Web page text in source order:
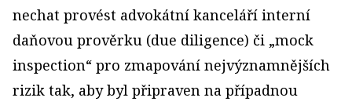
nechat provést advokátní kanceláří interní
daňovou prověrku (due diligence) či „mock
inspection“ pro zmapování nejvýznamnějších
rizik tak, aby byl připraven na případnou